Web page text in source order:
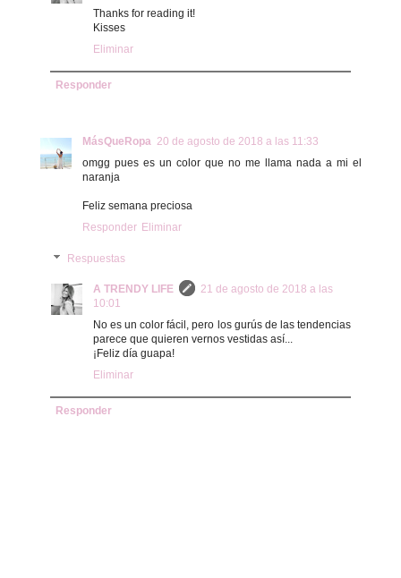
Thanks for reading it!
Kisses
Eliminar
Responder
MásQueRopa 20 de agosto de 2018 a las 11:33
omgg pues es un color que no me llama nada a mi el
naranja
Feliz semana preciosa
Responder Eliminar
Respuestas
A TRENDY LIFE
21 de agosto de 2018 a las
10:01
No es un color fácil, pero los gurús de las tendencias
parece que quieren vernos vestidas así...
¡Feliz día guapa!
Eliminar
Responder